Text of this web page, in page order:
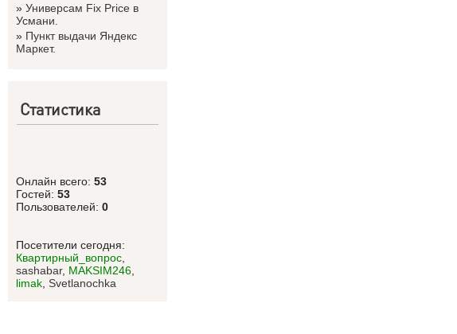
» Универсам Fix Price в
Усмани.
» Пункт выдачи Яндекс
Маркет.
Статистика
Онлайн всего: 53
Гостей: 53
Пользователей: 0
Посетители сегодня:
Квартирный_вопрос
sashabar, MAKSIM246
limak Svetlanоchka